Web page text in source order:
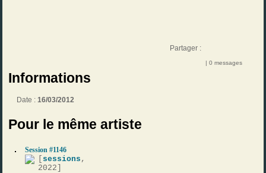
Partager :
| 0 messages
Informations
Date :16/03/2012
Pour le même artiste
Session #1146
sessions ,
2022]